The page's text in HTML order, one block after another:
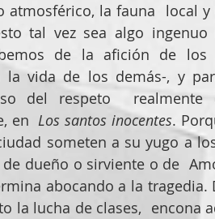
atmosférico, la fauna  local
tal vez sea algo ingenuo
de la afición de los
la vida de los demás-, y
del respeto  realmente
en Los santos inocentes.
someten a su yugo a
dueño o sirviente o de
abocando a la tragedia.
la lucha de clases,  encona